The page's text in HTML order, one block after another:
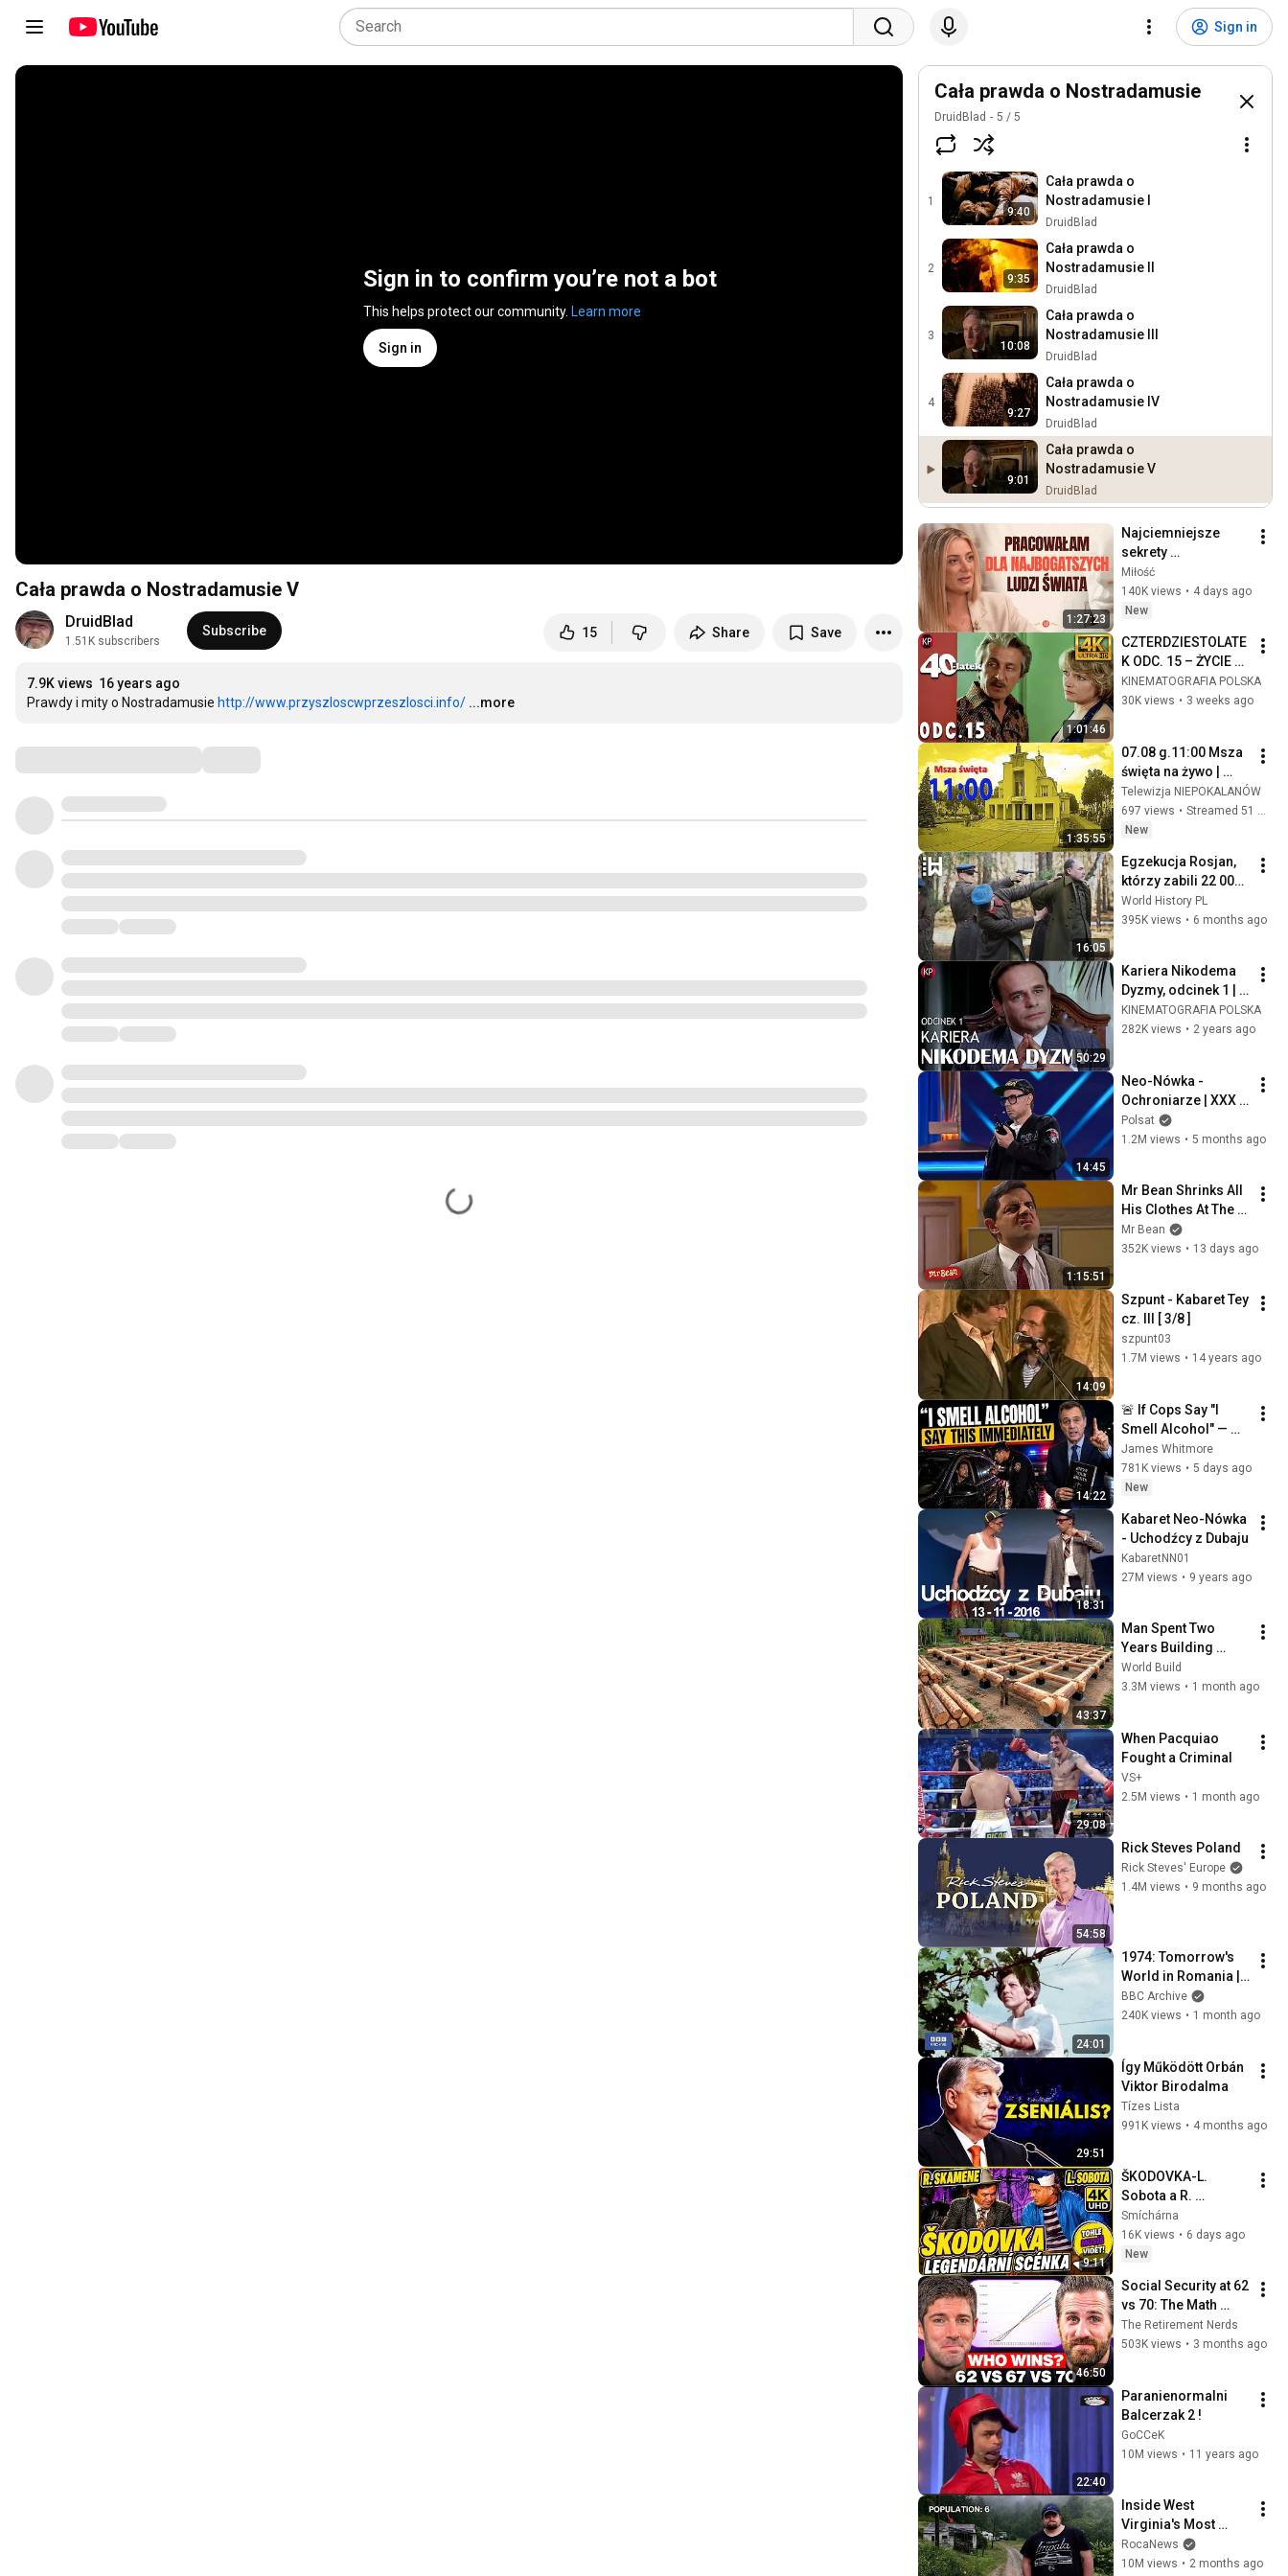
Sign in
Sign in to confirm you’re not a bot
This helps protect our community. Learn more
Sign in
Cała prawda o Nostradamusie V
DruidBlad
1.51K subscribers
Subscribe 15 Share Save
7.9K views 16 years ago
Prawdy i mity o Nostradamusie http://www.przyszloscwprzeszlosci.info/ ...more
Cała prawda o Nostradamusie
DruidBlad 5 /5
1
9:40
Cała prawda o
Nostradamusie I
DruidBlad
2
9:35
Cała prawda o
Nostradamusie II
DruidBlad
3
10:08
Cała prawda o
Nostradamusie III
DruidBlad
4
9:27
Cała prawda o
Nostradamusie IV
DruidBlad
9:01
Cała prawda o
Nostradamusie V
DruidBlad
1:27:23
Najciemniejsze
sekrety
superjachtów. To
dzieje się na
"wodach niczyich" |
Miłość
140K views • 4 days ago
New
1:01:46
CZTERDZIESTOLATE
K ODC. 15 – ŻYCIE
TOWARZYSKIE |
Kultowy Polski
KINEMATOGRAFIA POLSKA
30K views • 3 weeks ago
1:35:55
07.08 g.11:00 Msza
święta na żywo |
Pierwszy piątek
miesiąca |
NIEPOKALANÓW –
Telewizja NIEPOKALANÓW
697 views •
New
16:05
Egzekucja Rosjan,
którzy zabili 22 000
Polaków: Zbrodnia
katyńska
World History PL
395K views • 6 months ago
50:29
Kariera Nikodema
Dyzmy, odcinek 1 |
Kultowe Polskie
Seriale | Satyra
KINEMATOGRAFIA POLSKA
282K views • 2 years ago
14:45
Neo-Nówka -
Ochroniarze | XXX
Festiwal Kabaretu
Koszalin' 25
Polsat
1.2M views • 5 months ago
1:15:51
Mr Bean Shrinks All
His Clothes At The
Launderette 🧺 | Mr
Bean Live Action |
Mr Bean
352K views • 13 days ago
14:09
Szpunt - Kabaret Tey
cz. III [ 3/8 ]
szpunt03
1.7M views • 14 years ago
14:22
🚨 If Cops Say "I
Smell Alcohol" —
Say THIS
Immediately (It's a
Trap)
James Whitmore
781K views • 5 days ago
New
18:31
Kabaret Neo-Nówka
- Uchodźcy z Dubaju
KabaretNN01
27M views • 9 years ago
43:37
Man Spent Two
Years Building
HUGE Wooden
House for his
@bjornbrenton
World Build
3.3M views • 1 month ago
29:08
When Pacquiao
Fought a Criminal
VS+
2.5M views • 1 month ago
54:58
Rick Steves Poland
Rick Steves' Europe
1.4M views • 9 months ago
24:01
1974: Tomorrow's
World in Romania |
Retro Tech | BBC
Archive
BBC Archive
240K views • 1 month ago
29:51
Így Működött Orbán
Viktor Birodalma
Tízes Lista
991K views • 4 months ago
9:11
ŠKODOVKA-L.
Sobota a R.
Skamene ožívají v
Legendární scénce
v kvalitě, kterou si
Smíchárna
16K views • 6 days ago
New
46:50
Social Security at 62
vs 70: The Math
Everyone Gets
Wrong
The Retirement Nerds
503K views • 3 months ago
22:40
Paranienormalni
Balcerzak 2 !
GoCCeK
10M views • 11 years ago
Inside West
Virginia's Most
Remote Holler
RocaNews
10M views • 2 months ago